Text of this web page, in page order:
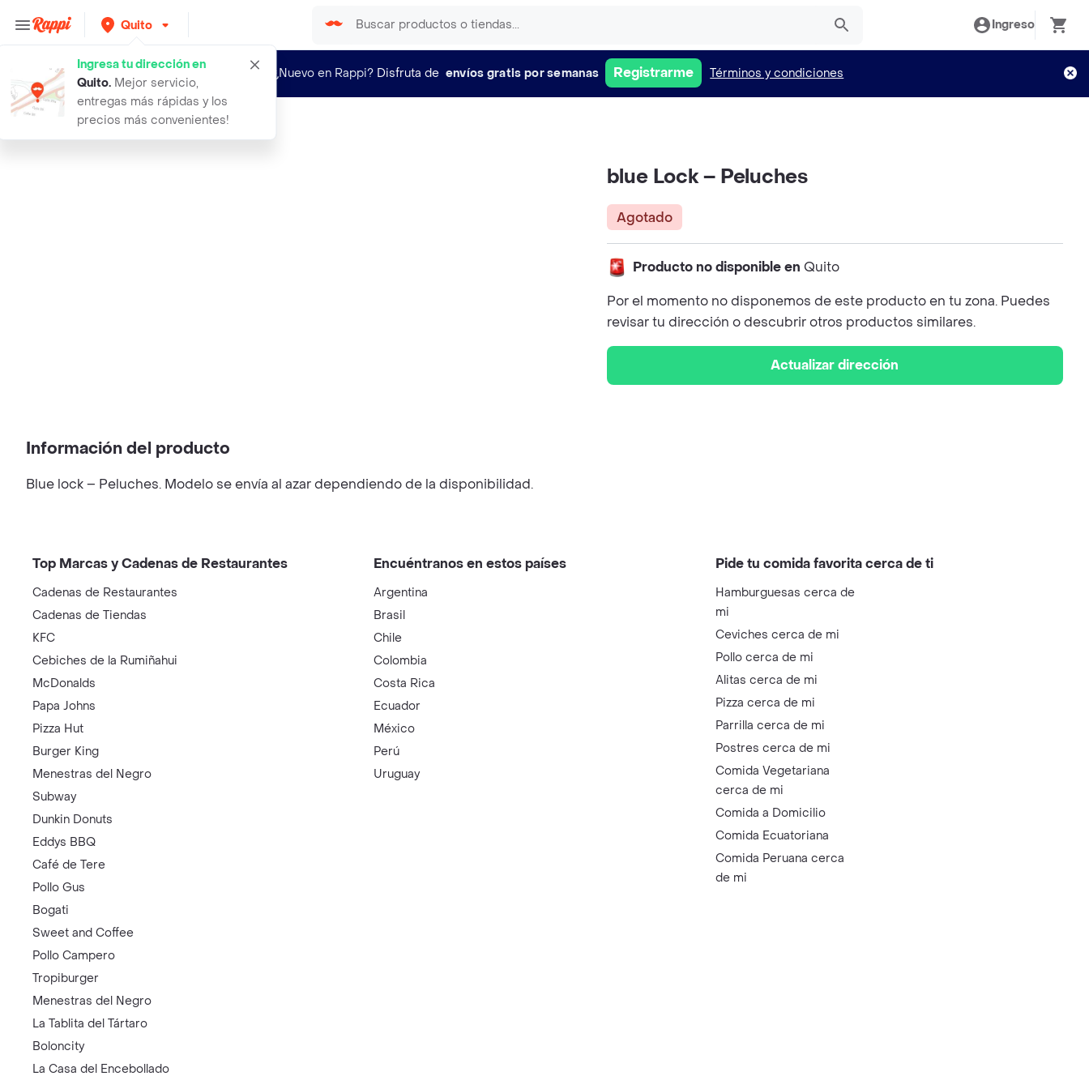
Quito
Ingresa tu dirección en
Quito. Mejor servicio,
entregas más rápidas y los
precios más convenientes!
Ingreso
¿Nuevo en Rappi? Disfruta de envíos gratis por semanas Registrarme Términos y condiciones
blue lock peluches
blue Lock – Peluches
Agotado
Producto no disponible en Quito
Por el momento no disponemos de este producto en tu zona. Puedes
revisar tu dirección o descubrir otros productos similares.
Actualizar dirección
Información del producto
Blue lock – Peluches. Modelo se envía al azar dependiendo de la disponibilidad.
Top Marcas y Cadenas de Restaurantes
Cadenas de Restaurantes
Cadenas de Tiendas
KFC
Cebiches de la Rumiñahui
McDonalds
Papa Johns
Pizza Hut
Burger King
Menestras del Negro
Subway
Dunkin Donuts
Eddys BBQ
Café de Tere
Pollo Gus
Bogati
Sweet and Coffee
Pollo Campero
Tropiburger
Menestras del Negro
La Tablita del Tártaro
Boloncity
La Casa del Encebollado
Encuéntranos en estos países
Argentina
Brasil
Chile
Colombia
Costa Rica
Ecuador
México
Perú
Uruguay
Pide tu comida favorita cerca de ti
Hamburguesas cerca de
mi
Ceviches cerca de mi
Pollo cerca de mi
Alitas cerca de mi
Pizza cerca de mi
Parrilla cerca de mi
Postres cerca de mi
Comida Vegetariana
cerca de mi
Comida a Domicilio
Comida Ecuatoriana
Comida Peruana cerca
de mi